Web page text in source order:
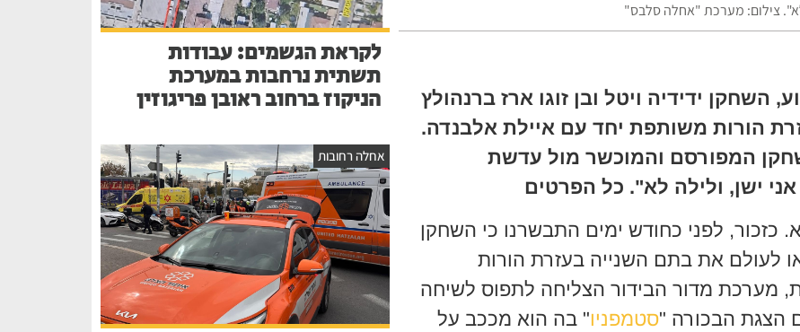
צילום: מערכת "אחלה סלבס"
ידידיה ויטל ובן זוגו ארז ברנהולץ
הורות משותפת יחד עם איילת אלבנדה.
המפורסם והמוכשר מול עדשת
ישן, ולילה לא". כל הפרטים
כזכור, לפני כחודש ימים התבשרנו כי השחקן
לעולם את בתם השנייה בעזרת הורות
מערכת מדור הבידור הצליחה לתפוס לשיחה
הצגת הבכורה "סטמפניו" בה הוא מככב על
לקראת הגשמים: עבודות
תשתית נרחבות במערכת
הניקוז ברחוב ראובן פריגוזין
אחלה רחובות